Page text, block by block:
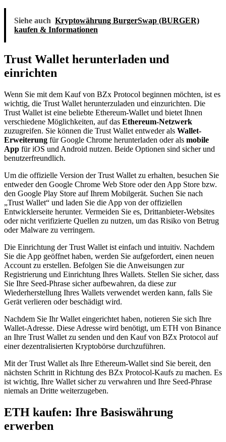
Siehe auch Kryptowährung BurgerSwap (BURGER)
kaufen & Informationen
Trust Wallet herunterladen und
einrichten
Wenn Sie mit dem Kauf von BZx Protocol beginnen möchten, ist es
wichtig, die Trust Wallet herunterzuladen und einzurichten. Die
Trust Wallet ist eine beliebte Ethereum-Wallet und bietet Ihnen
verschiedene Möglichkeiten, auf das Ethereum-Netzwerk
zuzugreifen. Sie können die Trust Wallet entweder als Wallet-
Erweiterung für Google Chrome herunterladen oder als mobile
App für iOS und Android nutzen. Beide Optionen sind sicher und
benutzerfreundlich.
Um die offizielle Version der Trust Wallet zu erhalten, besuchen Sie
entweder den Google Chrome Web Store oder den App Store bzw.
den Google Play Store auf Ihrem Mobilgerät. Suchen Sie nach
„Trust Wallet“ und laden Sie die App von der offiziellen
Entwicklerseite herunter. Vermeiden Sie es, Drittanbieter-Websites
oder nicht verifizierte Quellen zu nutzen, um das Risiko von Betrug
oder Malware zu verringern.
Die Einrichtung der Trust Wallet ist einfach und intuitiv. Nachdem
Sie die App geöffnet haben, werden Sie aufgefordert, einen neuen
Account zu erstellen. Befolgen Sie die Anweisungen zur
Registrierung und Einrichtung Ihres Wallets. Stellen Sie sicher, dass
Sie Ihre Seed-Phrase sicher aufbewahren, da diese zur
Wiederherstellung Ihres Wallets verwendet werden kann, falls Sie
Gerät verlieren oder beschädigt wird.
Nachdem Sie Ihr Wallet eingerichtet haben, notieren Sie sich Ihre
Wallet-Adresse. Diese Adresse wird benötigt, um ETH von Binance
an Ihre Trust Wallet zu senden und den Kauf von BZx Protocol auf
einer dezentralisierten Kryptobörse durchzuführen.
Mit der Trust Wallet als Ihre Ethereum-Wallet sind Sie bereit, den
nächsten Schritt in Richtung des BZx Protocol-Kaufs zu machen. Es
ist wichtig, Ihre Wallet sicher zu verwahren und Ihre Seed-Phrase
niemals an Dritte weiterzugeben.
ETH kaufen: Ihre Basiswährung
erwerben